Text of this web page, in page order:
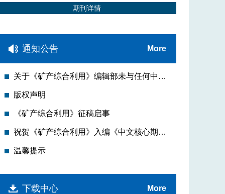
期刊详情
通知公告 More
关于《矿产综合利用》编辑部未与任何中介机构合作的 郑重声明
版权声明
《矿产综合利用》征稿启事
祝贺《矿产综合利用》入编《中文核心期刊要目总览》2020年版（即第9版）之“矿业工程(除煤矿开采)”类的核心期刊！
温馨提示
下载中心 More